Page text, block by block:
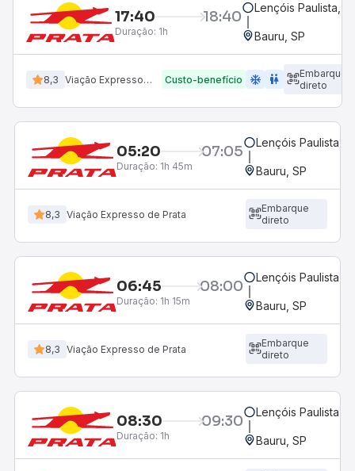
17:40 18:40
Duração: 1h
Lençóis Paulista,
Bauru, SP
8,3 Viação Expresso de Prata Custo-benefício ac_unit wc
Embarque
direto
05:20 07:05
Duração: 1h 45m
Lençóis Paulista,
Bauru, SP
8,3 Viação Expresso de Prata
Embarque
direto
06:45 08:00
Duração: 1h 15m
Lençóis Paulista,
Bauru, SP
8,3 Viação Expresso de Prata
Embarque
direto
08:30 09:30
Duração: 1h
Lençóis Paulista,
Bauru, SP